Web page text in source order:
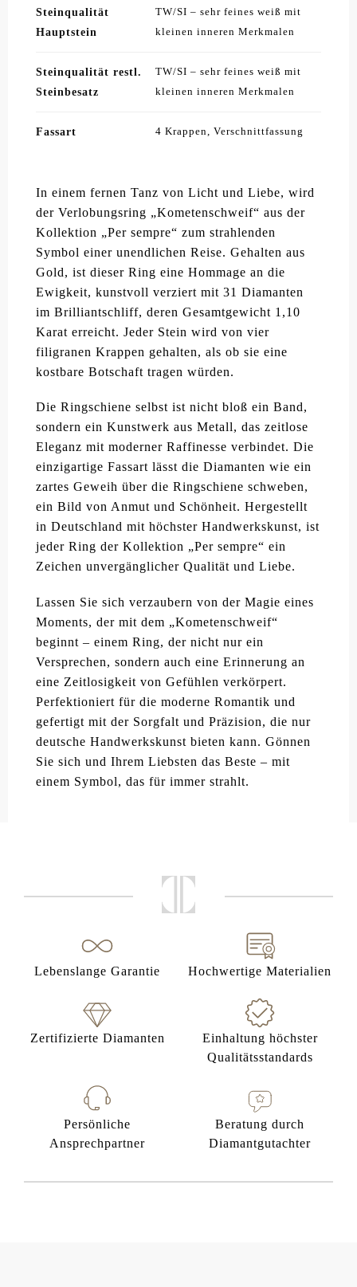
Steinqualität
Hauptstein
TW/SI – sehr feines weiß mit
kleinen inneren Merkmalen
Steinqualität restl.
Steinbesatz
TW/SI – sehr feines weiß mit
kleinen inneren Merkmalen
Fassart 4 Krappen, Verschnittfassung
In einem fernen Tanz von Licht und Liebe, wird
der Verlobungsring „Kometenschweif“ aus der
Kollektion „Per sempre“ zum strahlenden
Symbol einer unendlichen Reise. Gehalten aus
Gold, ist dieser Ring eine Hommage an die
Ewigkeit, kunstvoll verziert mit 31 Diamanten
im Brilliantschliff, deren Gesamtgewicht 1,10
Karat erreicht. Jeder Stein wird von vier
filigranen Krappen gehalten, als ob sie eine
kostbare Botschaft tragen würden.
Die Ringschiene selbst ist nicht bloß ein Band,
sondern ein Kunstwerk aus Metall, das zeitlose
Eleganz mit moderner Raffinesse verbindet. Die
einzigartige Fassart lässt die Diamanten wie ein
zartes Geweih über die Ringschiene schweben,
ein Bild von Anmut und Schönheit. Hergestellt
in Deutschland mit höchster Handwerkskunst, ist
jeder Ring der Kollektion „Per sempre“ ein
Zeichen unvergänglicher Qualität und Liebe.
Lassen Sie sich verzaubern von der Magie eines
Moments, der mit dem „Kometenschweif“
beginnt – einem Ring, der nicht nur ein
Versprechen, sondern auch eine Erinnerung an
eine Zeitlosigkeit von Gefühlen verkörpert.
Perfektioniert für die moderne Romantik und
gefertigt mit der Sorgfalt und Präzision, die nur
deutsche Handwerkskunst bieten kann. Gönnen
Sie sich und Ihrem Liebsten das Beste – mit
einem Symbol, das für immer strahlt.
Lebenslange Garantie Hochwertige Materialien
Zertifizierte Diamanten
Einhaltung höchster
Qualitätsstandards
Persönliche
Ansprechpartner
Beratung durch
Diamantgutachter